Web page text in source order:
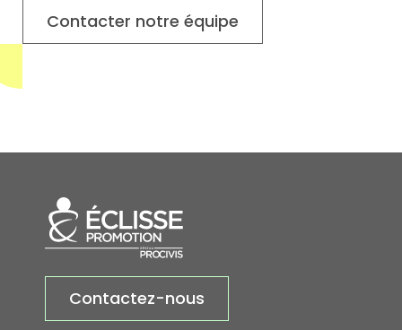
Contacter notre équipe
Contactez-nous